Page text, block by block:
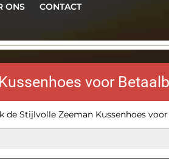
ONS CONTACT
voor
de Stijlvolle Zeeman Kussenhoes